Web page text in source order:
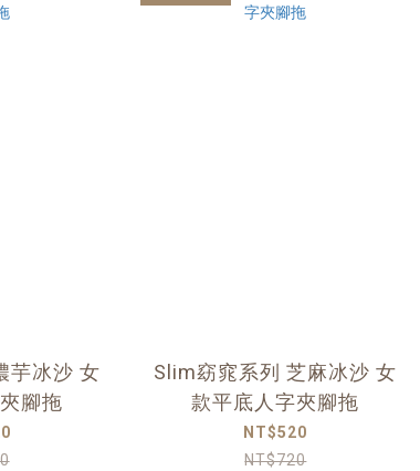
芋冰沙 女
腳拖
Slim窈窕系列 芝麻冰沙 女
款平底人字夾腳拖
NT$520
NT$720